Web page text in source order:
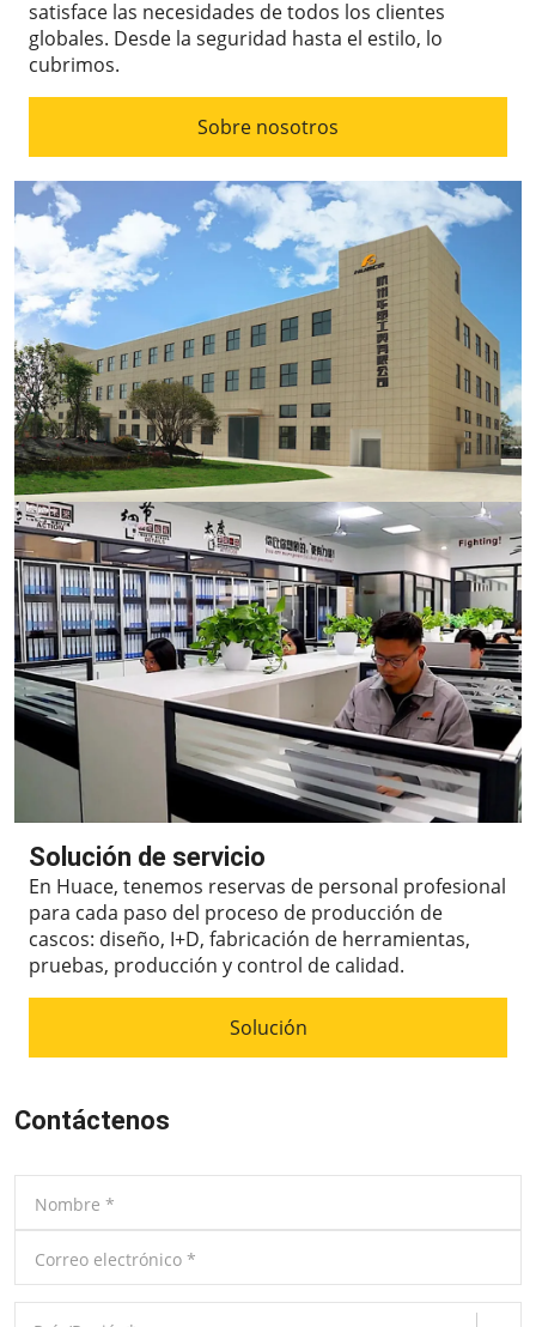
satisface las necesidades de todos los clientes
globales. Desde la seguridad hasta el estilo, lo
cubrimos.
Sobre nosotros
Solución de servicio
En Huace, tenemos reservas de personal profesional
para cada paso del proceso de producción de
cascos: diseño, I+D, fabricación de herramientas,
pruebas, producción y control de calidad.
Solución
Contáctenos
Nombre *
Correo electrónico *